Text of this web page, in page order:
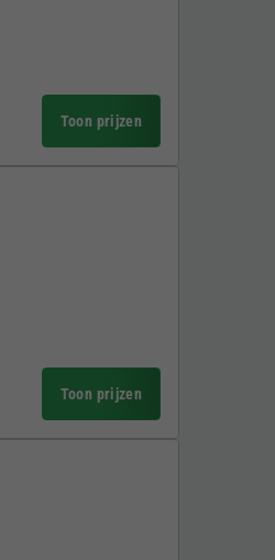
Toon prijzen
Toon prijzen